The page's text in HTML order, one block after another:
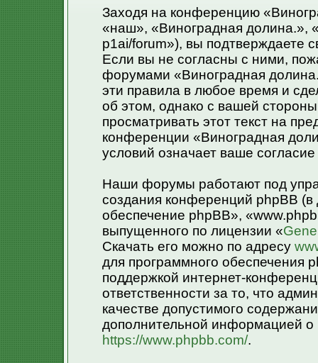
Заходя на конференцию
«наш», «Виноградная долина.»,
p1ai/forum»), вы подтверждаете
Если вы не согласны с ними,
форумами «Виноградная
эти правила в любое время и
об этом, однако с вашей
просматривать этот текст на
конференции «Виноградная
условий означает ваше
Наши форумы работают под
создания конференций phpBB
обеспечение phpBB»,
выпущенного по лицензии «
Скачать его можно по адресу
для программного обеспечения
поддержкой интернет-
ответственности за то, что
качестве допустимого
дополнительной информацией
https://www.phpbb.com/.